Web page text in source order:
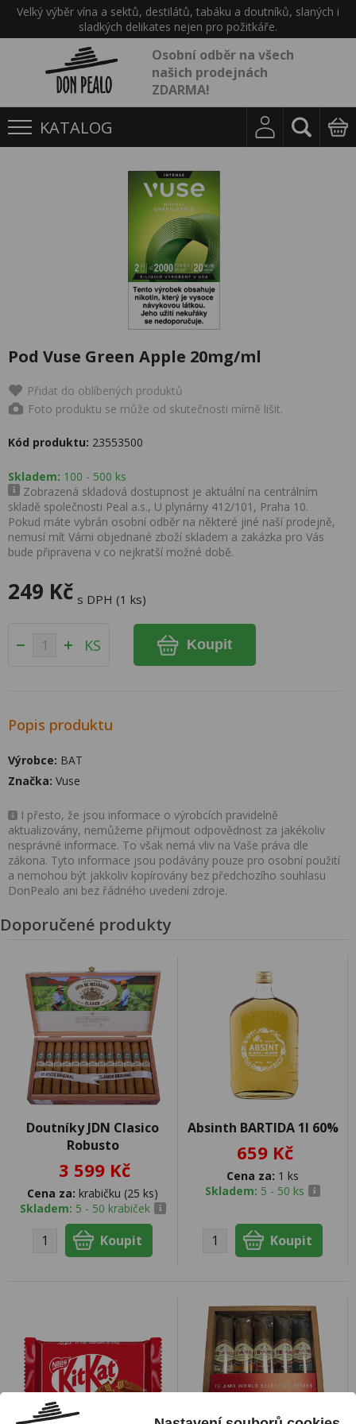
Velký výběr vína a sektů, destilátů, tabáku a doutníků, slaných i
sladkých delikates nejen pro požitkáře.
Osobní odběr na všech
našich prodejnách
ZDARMA!
KATALOG
Pod Vuse Green Apple 20mg/ml
Přidat do oblíbených produktů
Foto produktu se může od skutečnosti mírně lišit.
Kód produktu: 23553500
Skladem: 100 - 500 ks
Zobrazená skladová dostupnost je aktuální na centrálním
skladě společnosti Peal a.s., U plynárny 412/101, Praha 10.
Pokud máte vybrán osobní odběr na některé jiné naší prodejně,
nemusí mít Vámi objednané zboží skladem a zakázka pro Vás
bude připravena v co nejkratší možné době.
249 Kč s DPH (1 ks)
KS Koupit
Popis produktu
Výrobce: BAT
Značka: Vuse
I přesto, že jsou informace o výrobcích pravidelně
aktualizovány, nemůžeme přijmout odpovědnost za jakékoliv
nesprávné informace. To však nemá vliv na Vaše práva dle
zákona. Tyto informace jsou podávány pouze pro osobní použití
a nemohou být jakkoliv kopírovány bez předchozího souhlasu
DonPealo ani bez řádného uvedení zdroje.
Doporučené produkty
Doutníky JDN Clasico
Robusto
3 599 Kč
Cena za: krabičku (25 ks)
Skladem: 5 - 50 krabiček
Absinth BARTIDA 1l 60%
659 Kč
Cena za: 1 ks
Skladem: 5 - 50 ks